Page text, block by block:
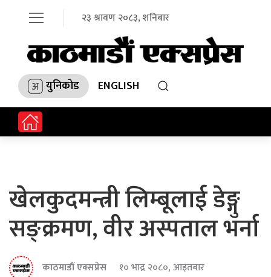
२३ श्रावण २०८३, शनिबार
युनिकोड ENGLISH
खेलकुदमन्त्री लिम्बूलाई डेङ्गु
सङ्क्रमण, वीर अस्पताल भर्ना
काठमाडौं एक्सप्रेस १० भाद्र २०८०, आइतबार